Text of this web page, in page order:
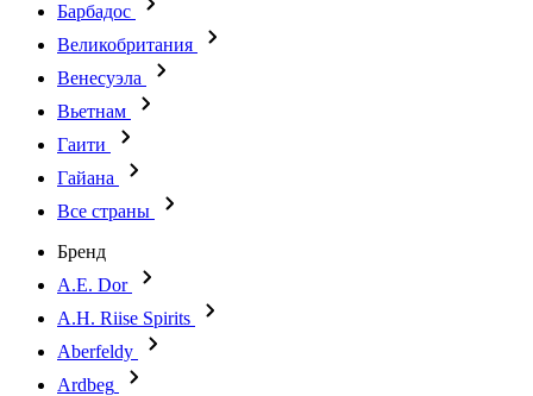
Барбадос
Великобритания
Венесуэла
Вьетнам
Гаити
Гайана
Все страны
Бренд
A.E. Dor
A.H. Riise Spirits
Aberfeldy
Ardbeg